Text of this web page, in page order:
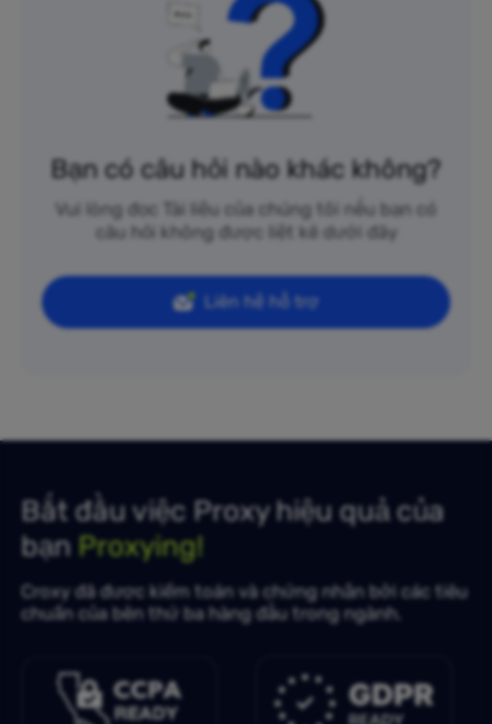
Bạn có câu hỏi nào khác không?
Vui lòng đọc Tài liệu của chúng tôi nếu bạn có
câu hỏi không được liệt kê dưới đây
Liên hệ hỗ trợ
Bắt đầu việc Proxy hiệu quả của
bạn Proxying!
Croxy đã được kiểm toán và chứng nhận bởi các tiêu
chuẩn của bên thứ ba hàng đầu trong ngành.